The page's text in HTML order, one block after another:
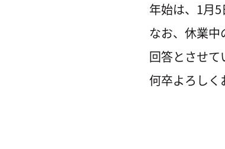
年始は、1月5
なお、休業
回答とさせて
何卒よろしく